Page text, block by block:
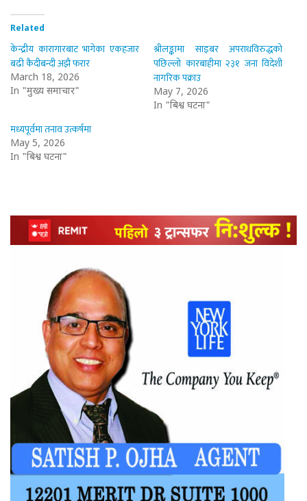
Related
केन्द्रीय कारागारबाट भागेका एकहजार
बढी कैदीबन्दी अझै फरार
March 18, 2026
In "मुख्य समाचार"
श्रीलङ्कामा साइबर अपराधविरुद्धको
पछिल्लो कारबाहीमा २३१ जना विदेशी
नागरिक पक्राउ
May 7, 2026
In "बिश्व घटना"
मध्यपूर्वमा तनाव उत्कर्षमा
May 5, 2026
In "बिश्व घटना"